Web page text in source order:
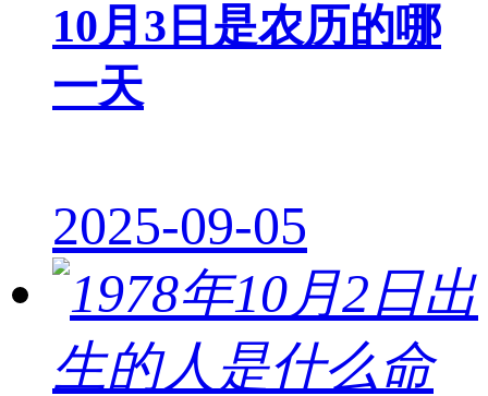
10月3日是农历的哪
一天
2025-09-05